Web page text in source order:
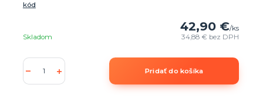
kód
42,90 €/ks
34,88 € bez DPH
Skladom
Pridať do košíka